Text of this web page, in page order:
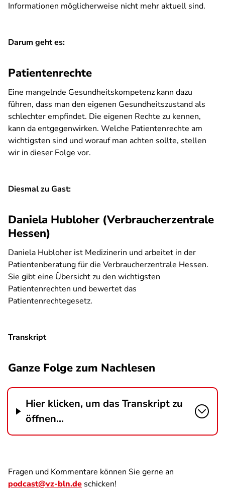
Informationen möglicherweise nicht mehr aktuell sind.
Darum geht es:
Patientenrechte
Eine mangelnde Gesundheitskompetenz kann dazu
führen, dass man den eigenen Gesundheitszustand als
schlechter empfindet. Die eigenen Rechte zu kennen,
kann da entgegenwirken. Welche Patientenrechte am
wichtigsten sind und worauf man achten sollte, stellen
wir in dieser Folge vor.
Diesmal zu Gast:
Daniela Hubloher (Verbraucherzentrale
Hessen)
Daniela Hubloher ist Medizinerin und arbeitet in der
Patientenberatung für die Verbraucherzentrale Hessen.
Sie gibt eine Übersicht zu den wichtigsten
Patientenrechten und bewertet das
Patientenrechtegesetz.
Transkript
Ganze Folge zum Nachlesen
Hier klicken, um das Transkript zu
öffnen...
Fragen und Kommentare können Sie gerne an
podcast@vz-bln.de schicken!